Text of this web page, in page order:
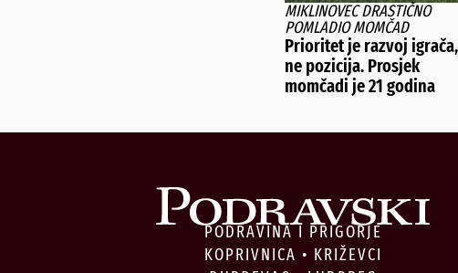
MIKLINOVEC DRASTIČNO
POMLADIO MOMČAD
Prioritet je razvoj
ne pozicija. Prosjek
momčadi je 21 godina
PODRAVINA I PRIGORJE
KOPRIVNICA • KRIŽEVCI